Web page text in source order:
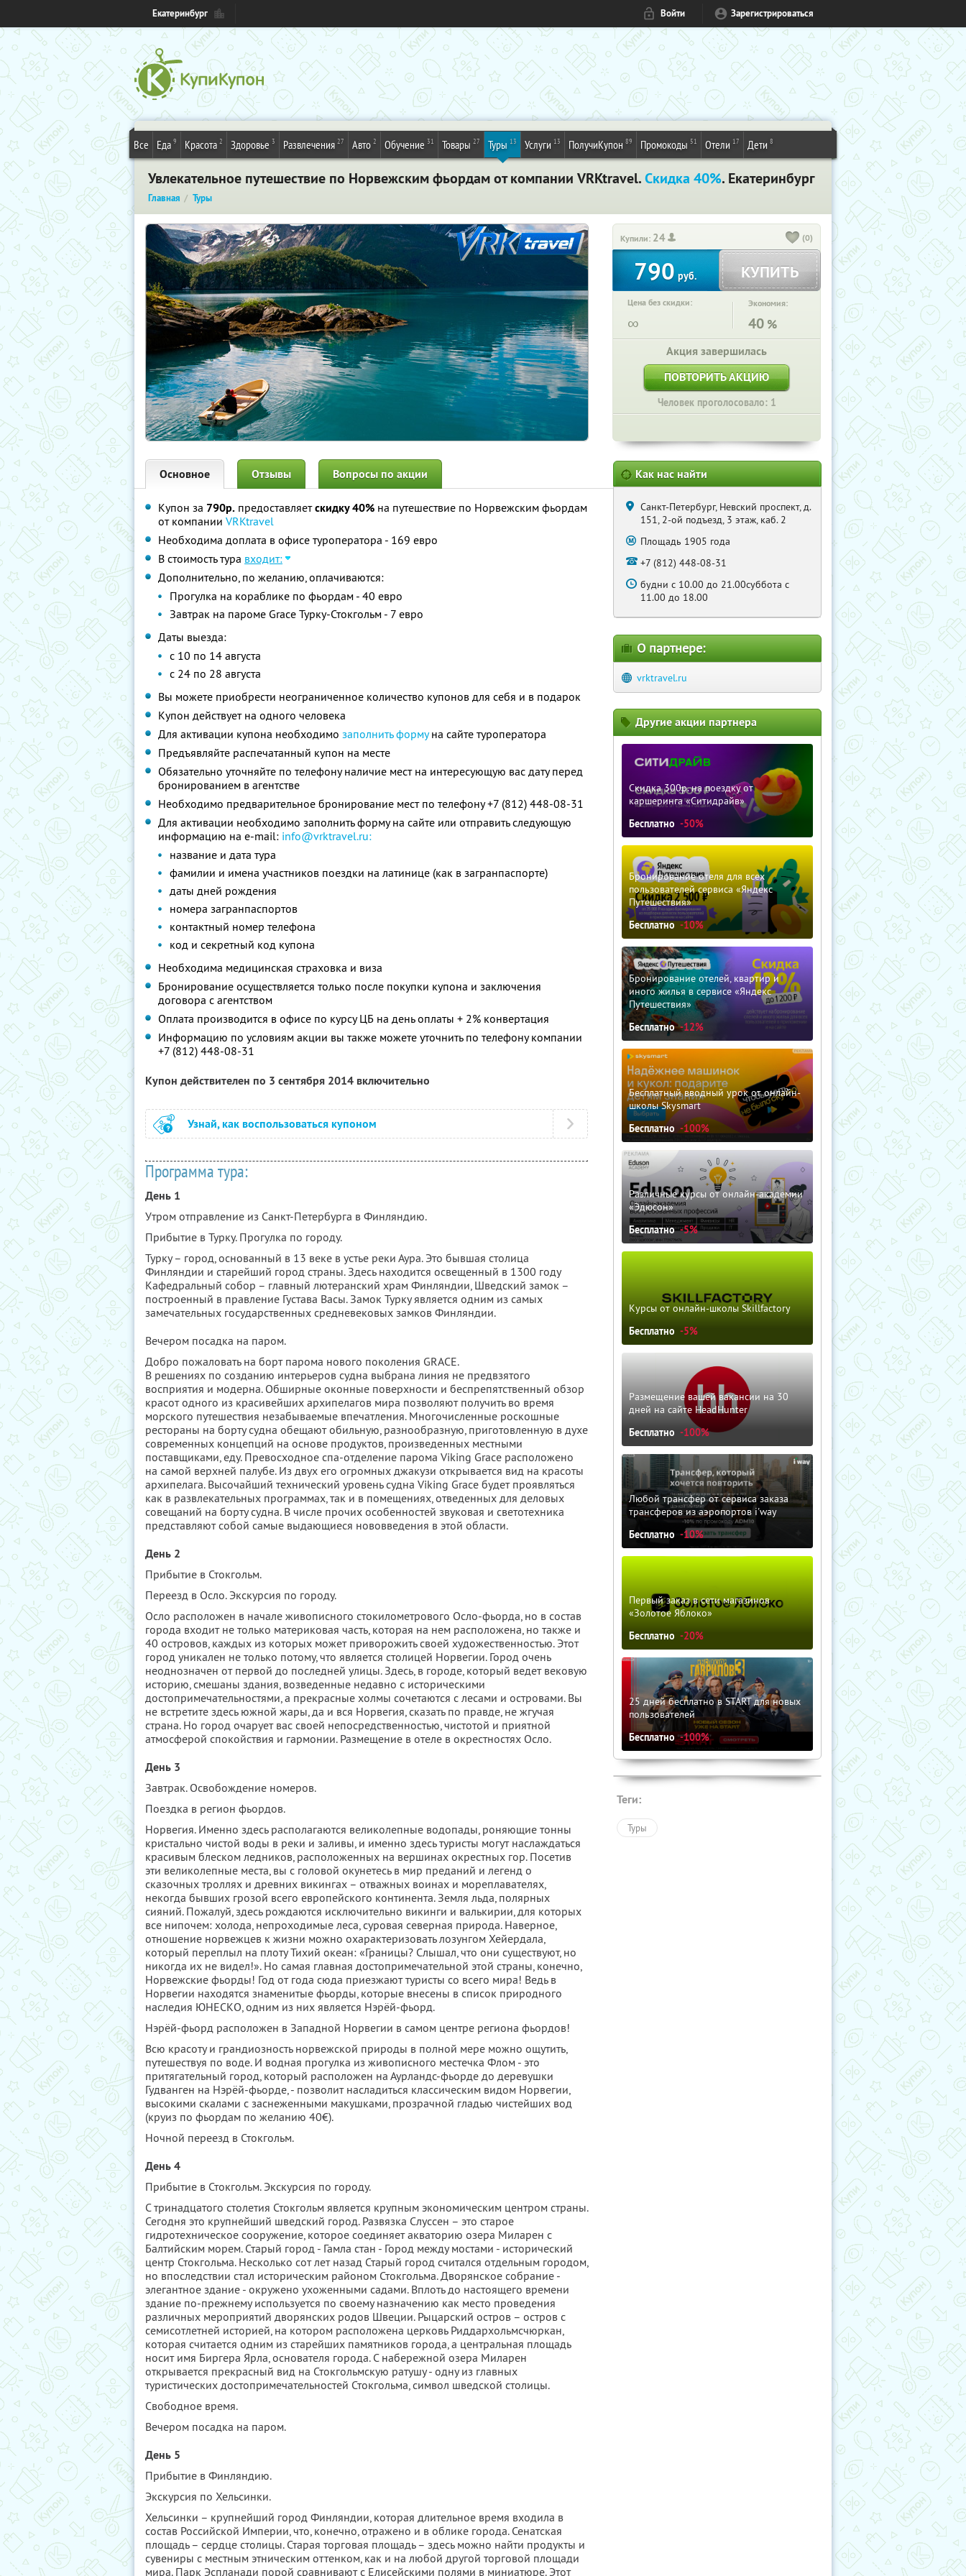
Екатеринбург Войти Зарегистрироваться
Все Еда 9 Красота 2 Здоровье 3 Развлечения 27 Авто 2 Обучение 31 Товары 27 Туры 13 Услуги 13 ПолучиКупон 89 Промокоды 51 Отели 17 Дети 8
Увлекательное путешествие по Норвежским фьордам от компании VRKtravel.Скидка 40%. Екатеринбург
Главная Туры
Купили: 24 (0)
790 руб. КУПИТЬ
Цена без скидки:
∞
Экономия:
40 %
Акция завершилась
ПОВТОРИТЬ АКЦИЮ
Человек проголосовало: 1
Основное Отзывы Вопросы по акции
Купон за 790р. предоставляетскидку 40% на путешествие по Норвежским фьордам
от компании VRKtravel
Необходима доплата в офисе туроператора - 169 евро
В стоимость тура входит:
Дополнительно, по желанию, оплачиваются:
Прогулка на кораблике по фьордам - 40 евро
Завтрак на пароме Grace Турку-Стокгольм - 7 евро
Даты выезда:
с 10 по 14 августа
с 24 по 28 августа
Вы можете приобрести неограниченное количество купонов для себя и в подарок
Купон действует на одного человека
Для активации купона необходимо заполнить формуна сайте туроператора
Предъявляйте распечатанный купон на месте
Обязательно уточняйте по телефону наличие мест на интересующую вас дату перед
бронированием в агентстве
Необходимо предварительное бронирование мест по телефону +7 (812) 448-08-31
Для активации необходимо заполнить форму на сайте или отправить следующую
информацию на e-mail: info@vrktravel.ru:
название и дата тура
фамилии и имена участников поездки на латинице (как в загранпаспорте)
даты дней рождения
номера загранпаспортов
контактный номер телефона
код и секретный код купона
Необходима медицинская страховка и виза
Бронирование осуществляется только после покупки купона и заключения
договора с агентством
Оплата производится в офисе по курсу ЦБ на день оплаты + 2% конвертация
Информацию по условиям акции вы также можете уточнить по телефону компании
+7 (812) 448-08-31
Купон действителен по 3 сентября 2014 включительно
Узнай, как воспользоваться купоном
Программа тура:
День 1
Утром отправление из Санкт-Петербурга в Финляндию.
Прибытие в Турку. Прогулка по городу.
Турку – город, основанный в 13 веке в устье реки Аура. Это бывшая столица
Финляндии и старейший город страны. Здесь находится освещенный в 1300 году
Кафедральный собор – главный лютеранский храм Финляндии, Шведский замок –
построенный в правление Густава Васы. Замок Турку является одним из самых
замечательных государственных средневековых замков Финляндии.
Вечером посадка на паром.
Добро пожаловать на борт парома нового поколения GRACE.
В решениях по созданию интерьеров судна выбрана линия не предвзятого
восприятия и модерна. Обширные оконные поверхности и беспрепятственный обзор
красот одного из красивейших архипелагов мира позволяют получить во время
морского путешествия незабываемые впечатления. Многочисленные роскошные
рестораны на борту судна обещают обильную, разнообразную, приготовленную в духе
современных концепций на основе продуктов, произведенных местными
поставщиками, еду. Превосходное спа-отделение парома Viking Grace расположено
на самой верхней палубе. Из двух его огромных джакузи открывается вид на красоты
архипелага. Высочайший технический уровень судна Viking Grace будет проявляться
как в развлекательных программах, так и в помещениях, отведенных для деловых
совещаний на борту судна. В числе прочих особенностей звуковая и светотехника
представляют собой самые выдающиеся нововведения в этой области.
День 2
Прибытие в Стокгольм.
Переезд в Осло. Экскурсия по городу.
Осло расположен в начале живописного стокилометрового Осло-фьорда, но в состав
города входит не только материковая часть, которая на нем расположена, но также и
40 островов, каждых из которых может приворожить своей художественностью. Этот
город уникален не только потому, что является столицей Норвегии. Город очень
неоднозначен от первой до последней улицы. Здесь, в городе, который ведет вековую
историю, смешаны здания, возведенные недавно с историческими
достопримечательностями, а прекрасные холмы сочетаются с лесами и островами. Вы
не встретите здесь южной жары, да и вся Норвегия, сказать по правде, не жгучая
страна. Но город очарует вас своей непосредственностью, чистотой и приятной
атмосферой спокойствия и гармонии. Размещение в отеле в окрестностях Осло.
День 3
Завтрак. Освобождение номеров.
Поездка в регион фьордов.
Норвегия. Именно здесь располагаются великолепные водопады, роняющие тонны
кристально чистой воды в реки и заливы, и именно здесь туристы могут наслаждаться
красивым блеском ледников, расположенных на вершинах окрестных гор. Посетив
эти великолепные места, вы с головой окунетесь в мир преданий и легенд о
сказочных троллях и древних викингах – отважных воинах и мореплавателях,
некогда бывших грозой всего европейского континента. Земля льда, полярных
сияний. Пожалуй, здесь рождаются исключительно викинги и валькирии, для которых
все нипочем: холода, непроходимые леса, суровая северная природа. Наверное,
отношение норвежцев к жизни можно охарактеризовать лозунгом Хейердала,
который переплыл на плоту Тихий океан: «Границы? Слышал, что они существуют, но
никогда их не видел!». Но самая главная достопримечательной этой страны, конечно,
Норвежские фьорды! Год от года сюда приезжают туристы со всего мира! Ведь в
Норвегии находятся знаменитые фьорды, которые внесены в список природного
наследия ЮНЕСКО, одним из них является Нэрёй-фьорд.
Нэрёй-фьорд расположен в Западной Норвегии в самом центре региона фьордов!
Всю красоту и грандиозность норвежской природы в полной мере можно ощутить,
путешествуя по воде. И водная прогулка из живописного местечка Флом - это
притягательный город, который расположен на Аурландс-фьорде до деревушки
Гудванген на Нэрёй-фьорде, - позволит насладиться классическим видом Норвегии,
высокими скалами с заснеженными макушками, прозрачной гладью чистейших вод
(круиз по фьордам по желанию 40€).
Ночной переезд в Стокгольм.
День 4
Прибытие в Стокгольм. Экскурсия по городу.
С тринадцатого столетия Стокгольм является крупным экономическим центром страны.
Сегодня это крупнейший шведский город. Развязка Слуссен – это старое
гидротехническое сооружение, которое соединяет акваторию озера Миларен с
Балтийским морем. Старый город - Гамла стан - Город между мостами - исторический
центр Стокгольма. Несколько сот лет назад Старый город считался отдельным городом,
но впоследствии стал историческим районом Стокгольма. Дворянское собрание -
элегантное здание - окружено ухоженными садами. Вплоть до настоящего времени
здание по-прежнему используется по своему назначению как место проведения
различных мероприятий дворянских родов Швеции. Рыцарский остров – остров с
семисотлетней историей, на котором расположена церковь Риддархольмсчюркан,
которая считается одним из старейших памятников города, а центральная площадь
носит имя Биргера Ярла, основателя города. С набережной озера Миларен
открывается прекрасный вид на Стокгольмскую ратушу - одну из главных
туристических достопримечательностей Стокгольма, символ шведской столицы.
Свободное время.
Вечером посадка на паром.
День 5
Прибытие в Финляндию.
Экскурсия по Хельсинки.
Хельсинки – крупнейший город Финляндии, которая длительное время входила в
состав Российской Империи, что, конечно, отражено и в облике города. Сенатская
площадь – сердце столицы. Старая торговая площадь – здесь можно найти продукты и
сувениры с местным этническим оттенком, как и на любой другой торговой площади
мира. Парк Эспланади порой сравнивают с Елисейскими полями в миниатюре. Этот
Как нас найти
Санкт-Петербург, Невский проспект, д.
151, 2-ой подъезд, 3 этаж, каб. 2
Площадь 1905 года
+7 (812) 448-08-31
будни с 10.00 до 21.00суббота с
11.00 до 18.00
О партнере:
vrktravel.ru
Другие акции партнера
Скидка 300р. на поездку от
каршеринга «Ситидрайв»
Бесплатно -50%
Бронирование отеля для всех
пользователей сервиса «Яндекс
Путешествия»
Бесплатно -10%
Бронирование отелей, квартир и
иного жилья в сервисе «Яндекс
Путешествия»
Бесплатно -12%
Бесплатный вводный урок от онлайн-
школы Skysmart
Бесплатно -100%
Различные курсы от онлайн-академии
«Эдюсон»
Бесплатно -5%
Курсы от онлайн-школы Skillfactory
Бесплатно -5%
Размещение вашей вакансии на 30
дней на сайте HeadHunter
Бесплатно -100%
Любой трансфер от сервиса заказа
трансферов из аэропортов i'way
Бесплатно -10%
Первый заказ в сети магазинов
«Золотое Яблоко»
Бесплатно -20%
25 дней бесплатно в START для новых
пользователей
Бесплатно -100%
Теги:
Туры